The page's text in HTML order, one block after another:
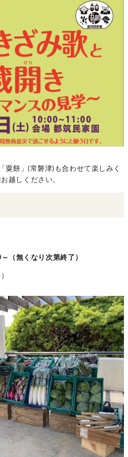
粟餅」(常磐津)も合わせて楽しみく
越しください。
（無くなり次第終了）